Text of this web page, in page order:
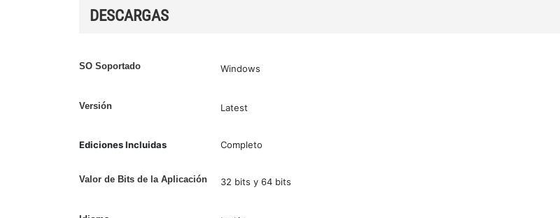
DESCARGAS
SO Soportado Windows
Versión Latest
Ediciones Incluidas Completo
Valor de Bits de la Aplicación 32 bits y 64 bits